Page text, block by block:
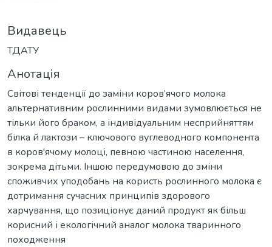
Видавець
ТДАТУ
Анотація
Світові тенденції до заміни коров’ячого молока
альтернативним рослинними видами зумовлюється не
тільки його браком, а індивідуальним несприйняттям
білка й лактози – ключового вуглеводного компонента
в коров'ячому молоці, певною частиною населення,
зокрема дітьми. Іншою передумовою до зміни
споживчих уподобань на користь рослинного молока є
дотримання сучасних принципів здорового
харчування, що позиціонує даний продукт як більш
корисний і екологічний аналог молока тваринного
походження